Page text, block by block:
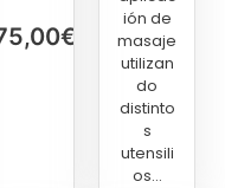
€
ión de
masaje
utilizan
do
distinto
s
utensili
os...